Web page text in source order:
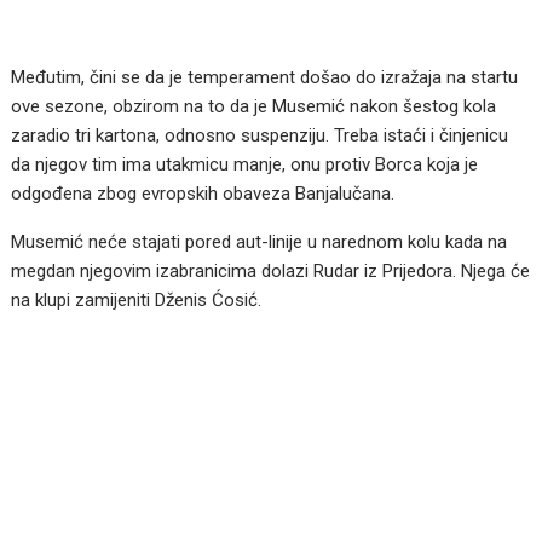
Međutim, čini se da je temperament došao do izražaja na startu
ove sezone, obzirom na to da je Musemić nakon šestog kola
zaradio tri kartona, odnosno suspenziju. Treba istaći i činjenicu
da njegov tim ima utakmicu manje, onu protiv Borca koja je
odgođena zbog evropskih obaveza Banjalučana.
Musemić neće stajati pored aut-linije u narednom kolu kada na
megdan njegovim izabranicima dolazi Rudar iz Prijedora. Njega će
na klupi zamijeniti Dženis Ćosić.